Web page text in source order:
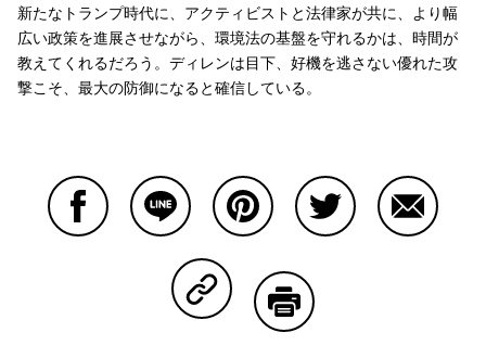
新たなトランプ時代に、アクティビストと法律家が共に、より幅
広い政策を進展させながら、環境法の基盤を守れるかは、時間が
教えてくれるだろう。ディレンは目下、好機を逃さない優れた攻
撃こそ、最大の防御になると確信している。
Copy Linkで共有する